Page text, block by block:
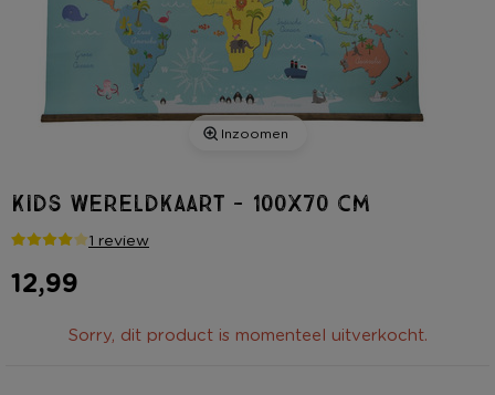
Inzoomen
Kids wereldkaart - 100x70 cm
1 review
12,99
Sorry, dit product is momenteel uitverkocht.